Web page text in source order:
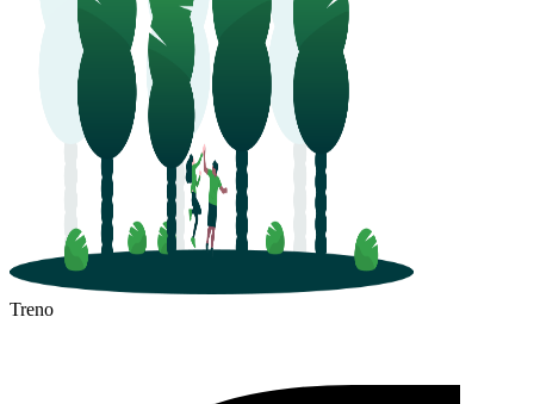
Treno